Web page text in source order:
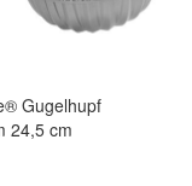
Gugelhupf
24,5 cm